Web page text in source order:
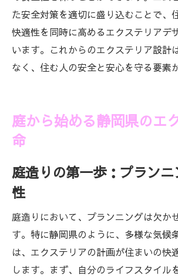
た安全対策を適切に盛り込むことで、
快適性を同時に高めるエクステリアデ
います。これからのエクステリア設計
なく、住む人の安全と安心を守る要素
庭から始める静岡県のエ
命
庭造りの第一歩：プラン
性
庭造りにおいて、プランニングは欠か
す。特に静岡県のように、多様な気候
は、エクステリアの計画が住まいの快
します。まず、自分のライフスタイル